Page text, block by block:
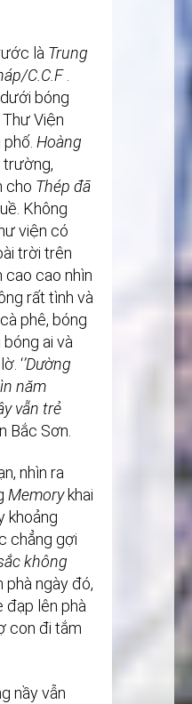
là Trung
C.C.F.
bóng
Viện
Hoàng
trường,
cho Thép đã
Không
viện có
trời trên
cao cao nhìn
rất tình và
phê, bóng
ai và
‘’Dường
năm
vẫn trẻ
Bắc Sơn.
nhìn ra
Memorykhai
khoảng
chẳng gợi
không
phà ngày đó,
đạp lên phà
con đi tắm
nầy vẫn